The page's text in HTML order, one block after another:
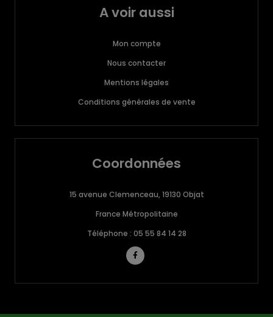
A voir aussi
Mon compte
Nous contacter
Mentions légales
Conditions générales de vente
Coordonnées
15 avenue Clemenceau, 19130 Objat
France Métropolitaine
Téléphone : 05 55 84 14 28